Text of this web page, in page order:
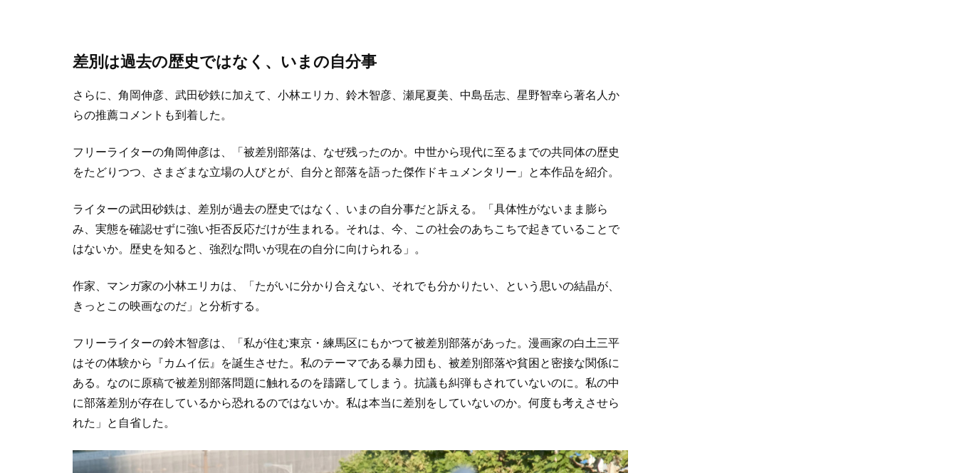
差別は過去の歴史ではなく、いまの自分事
さらに、角岡伸彦、武田砂鉄に加えて、小林エリカ、鈴木智彦、瀬尾夏美、中島岳志、星野智幸ら著名人か
らの推薦コメントも到着した。
フリーライターの角岡伸彦は、「被差別部落は、なぜ残ったのか。中世から現代に至るまでの共同体の歴史
をたどりつつ、さまざまな立場の人びとが、自分と部落を語った傑作ドキュメンタリー」と本作品を紹介。
ライターの武田砂鉄は、差別が過去の歴史ではなく、いまの自分事だと訴える。「具体性がないまま膨ら
み、実態を確認せずに強い拒否反応だけが生まれる。それは、今、この社会のあちこちで起きていることで
はないか。歴史を知ると、強烈な問いが現在の自分に向けられる」。
作家、マンガ家の小林エリカは、「たがいに分かり合えない、それでも分かりたい、という思いの結晶が、
きっとこの映画なのだ」と分析する。
フリーライターの鈴木智彦は、「私が住む東京・練馬区にもかつて被差別部落があった。漫画家の白土三平
はその体験から『カムイ伝』を誕生させた。私のテーマである暴力団も、被差別部落や貧困と密接な関係に
ある。なのに原稿で被差別部落問題に触れるのを躊躇してしまう。抗議も糾弾もされていないのに。私の中
に部落差別が存在しているから恐れるのではないか。私は本当に差別をしていないのか。何度も考えさせら
れた」と自省した。